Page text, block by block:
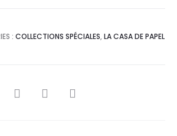
: COLLECTIONS SPÉCIALES, LA CASA DE PAPEL
PARTAGER